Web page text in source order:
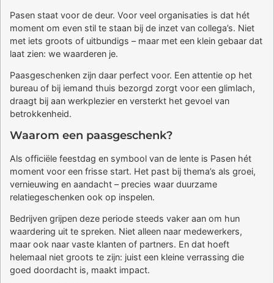
Pasen staat voor de deur. Voor veel organisaties is dat hét
moment om even stil te staan bij de inzet van collega’s. Niet
met iets groots of uitbundigs – maar met een klein gebaar dat
laat zien: we waarderen je.
Paasgeschenken zijn daar perfect voor. Een attentie op het
bureau of bij iemand thuis bezorgd zorgt voor een glimlach,
draagt bij aan werkplezier en versterkt het gevoel van
betrokkenheid.
Waarom een paasgeschenk?
Als officiële feestdag en symbool van de lente is Pasen hét
moment voor een frisse start. Het past bij thema’s als groei,
vernieuwing en aandacht – precies waar duurzame
relatiegeschenken ook op inspelen.
Bedrijven grijpen deze periode steeds vaker aan om hun
waardering uit te spreken. Niet alleen naar medewerkers,
maar ook naar vaste klanten of partners. En dat hoeft
helemaal niet groots te zijn: juist een kleine verrassing die
goed doordacht is, maakt impact.